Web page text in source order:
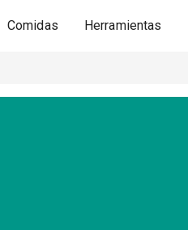
Comidas Herramientas